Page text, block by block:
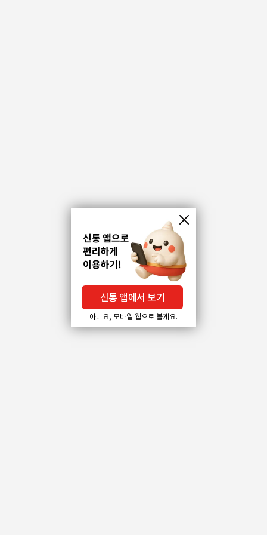
신통 앱에서 보기
아니요, 모바일 웹으로 볼게요.